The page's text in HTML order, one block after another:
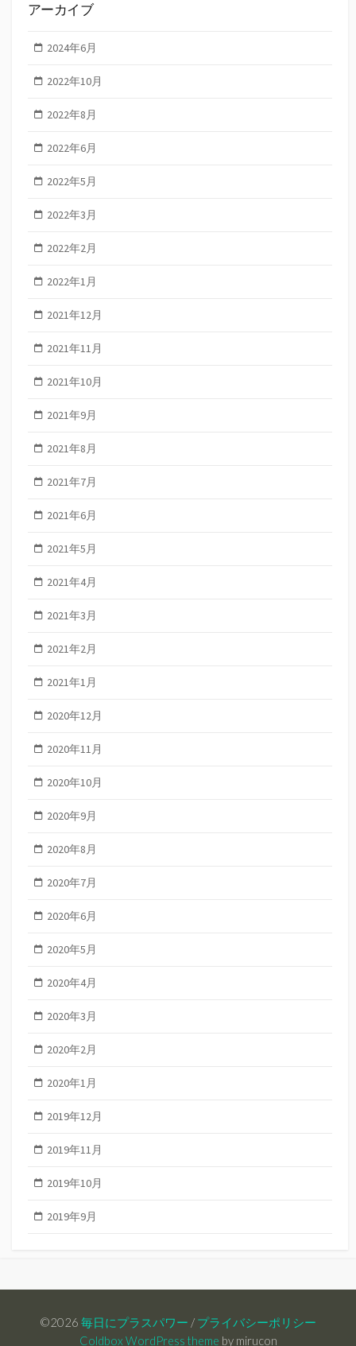
アーカイブ
2024年6月
2022年10月
2022年8月
2022年6月
2022年5月
2022年3月
2022年2月
2022年1月
2021年12月
2021年11月
2021年10月
2021年9月
2021年8月
2021年7月
2021年6月
2021年5月
2021年4月
2021年3月
2021年2月
2021年1月
2020年12月
2020年11月
2020年10月
2020年9月
2020年8月
2020年7月
2020年6月
2020年5月
2020年4月
2020年3月
2020年2月
2020年1月
2019年12月
2019年11月
2019年10月
2019年9月
©2026 毎日にプラスパワー / プライバシーポリシー
Coldbox WordPress theme by mirucon